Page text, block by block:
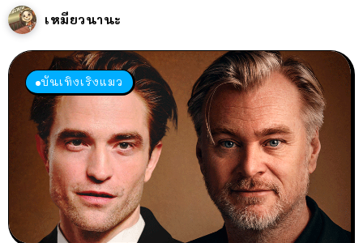
เหมียวนานะ
บันเทิงเริงแมว